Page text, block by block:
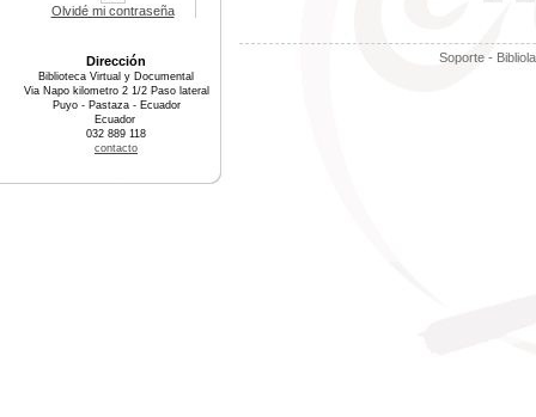
Soporte -
Olvidé mi contraseña
Dirección
Biblioteca Virtual y Documental
Via Napo kilometro 2 1/2 Paso lateral
Puyo - Pastaza - Ecuador
Ecuador
032 889 118
contacto